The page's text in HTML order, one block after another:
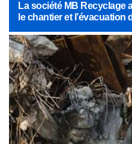
La société MB Recyclage
le chantier et l’évacuation